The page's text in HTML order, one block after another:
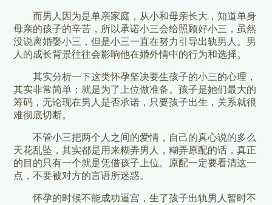
而男人因为是单亲家庭，从小和母亲长大，知道单身
母亲的孩子的辛苦，所以承诺小三会给照顾好小三，虽然
没说离婚娶小三，但是小三一直在努力引导出轨男人。男
人的成长背景往往会影响他在婚外情中的行为和选择。
其实分析一下这类怀孕坚决要生孩子的小三的心理，
其实非常简单：就是为了上位做准备。孩子是她们最大的
筹码，无论现在男人是否承诺，只要孩子出生，关系就很
难彻底切断。
不管小三把两个人之间的爱情，自己的真心说的多么
天花乱坠，其实都是用来糊弄男人，糊弄原配的话，真正
的目的只有一个就是凭借孩子上位。原配一定要看清这一
点，不要被对方的言语所迷惑。
怀孕的时候不能成功逼宫，生了孩子出轨男人暂时不